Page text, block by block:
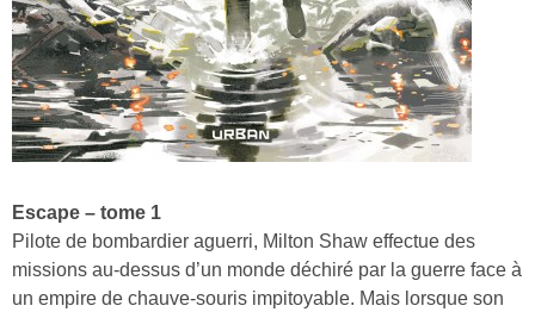
Escape – tome 1
Pilote de bombardier aguerri, Milton Shaw effectue des
missions au-dessus d’un monde déchiré par la guerre face à
un empire de chauve-souris impitoyable. Mais lorsque son